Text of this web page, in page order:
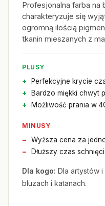
Profesjonalna farba na
charakteryzuje się
ogromną ilością
tkanin mieszanych z
PLUSY
Perfekcyjne krycie
Bardzo miękki chwyt
Możliwość prania w
MINUSY
Wyższa cena za
Dłuższy czas
Dla kogo: Dla artystów
bluzach i katanach.